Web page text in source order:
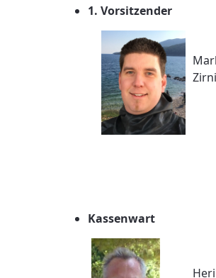
1. Vorsitzender
Kassenwart